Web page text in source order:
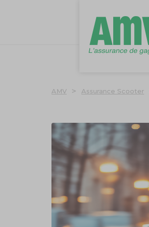
AMV > Assurance Scooter